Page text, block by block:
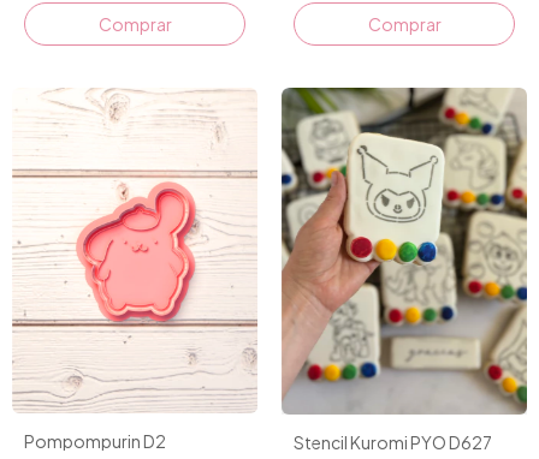
Comprar Comprar
Pompompurin D2 Stencil Kuromi PYO D627